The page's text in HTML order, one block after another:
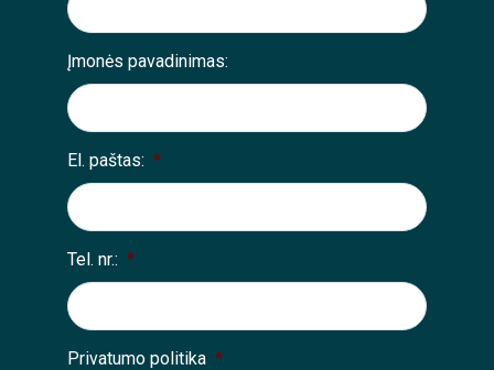
Įmonės pavadinimas:
El. paštas: *
Tel. nr.: *
Privatumo politika *